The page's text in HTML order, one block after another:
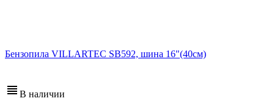
Бензопила VILLARTEC SB592, шина 16"(40см)
В наличии